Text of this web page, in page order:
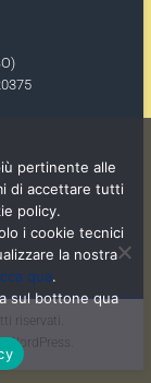
riservati.
WordPress
pertinente alle
di accettare tutti
policy.
i cookie tecnici
la nostra
qua.
sul bottone qua